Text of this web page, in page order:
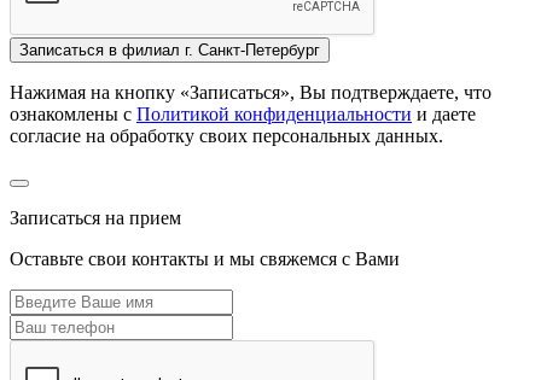
Записаться в филиал г. Санкт-Петербург
Нажимая на кнопку «Записаться», Вы подтверждаете, что
ознакомлены с Политикой конфиденциальности и даете
согласие на обработку своих персональных данных.
Записаться на прием
Оставьте свои контакты и мы свяжемся с Вами